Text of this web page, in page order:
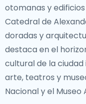
Lugares icónicos
Turquía está
lugares
con sus magníficas
dramático contraste
globos aerostáticos
otomanas y
Catedral de
doradas y
destaca en el
cultural de la
arte, teatros y
Nacional y el Museo